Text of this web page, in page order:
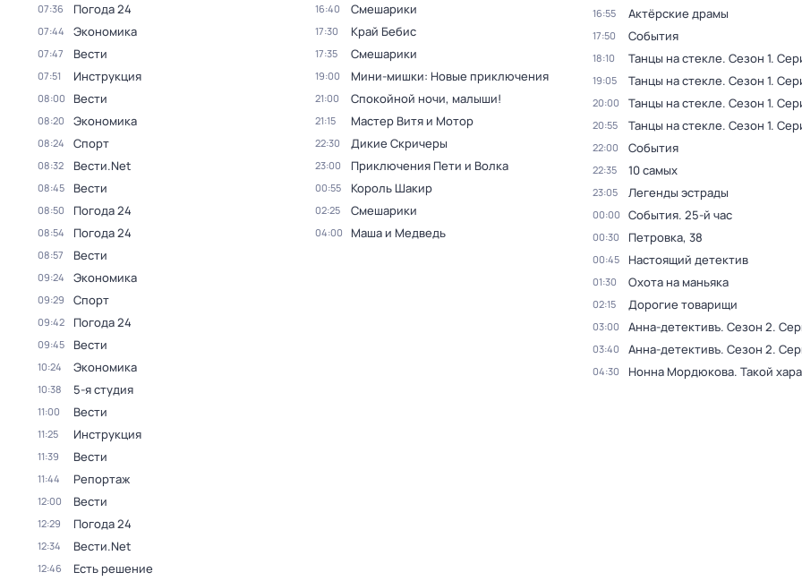
07:36 Погода 24
07:44 Экономика
07:47 Вести
07:51 Инструкция
08:00 Вести
08:20 Экономика
08:24 Спорт
08:32 Вести.Net
08:45 Вести
08:50 Погода 24
08:54 Погода 24
08:57 Вести
09:24 Экономика
09:29 Спорт
09:42 Погода 24
09:45 Вести
10:24 Экономика
10:38 5-я студия
11:00 Вести
11:25 Инструкция
11:39 Вести
11:44 Репортаж
12:00 Вести
12:29 Погода 24
12:34 Вести.Net
12:46 Есть решение
16:40 Смешарики
17:30 Край Бебис
17:35 Смешарики
19:00 Мини-мишки: Новые приключения
21:00 Спокойной ночи, малыши!
21:15 Мастер Витя и Мотор
22:30 Дикие Скричеры
23:00 Приключения Пети и Волка
00:55 Король Шакир
02:25 Смешарики
04:00 Маша и Медведь
16:55 Актёрские драмы
17:50 События
18:10 Танцы на стекле. Сезон 1.
19:05 Танцы на стекле. Сезон 1.
20:00 Танцы на стекле. Сезон 1.
20:55 Танцы на стекле. Сезон 1.
22:00 События
22:35 10 самых
23:05 Легенды эстрады
00:00 События. 25-й час
00:30 Петровка, 38
00:45 Настоящий детектив
01:30 Охота на маньяка
02:15 Дорогие товарищи
03:00 Анна-детективъ. Сезон 2.
03:40 Анна-детективъ. Сезон 2.
04:30 Нонна Мордюкова. Такой